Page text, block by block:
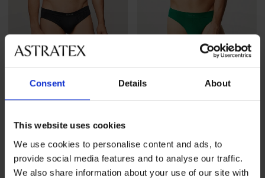
Consent Details About
This website uses cookies
We use cookies to personalise content and ads, to
provide social media features and to analyse our traffic.
We also share information about your use of our site with
4,4
Varrás nélküli alsónadrág
6 390 Ft
Varrás nélküli alsónadrág